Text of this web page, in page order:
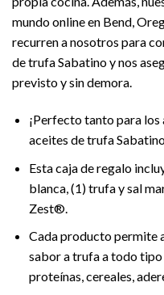
mundo online en Bend,
recurren a nosotros para
de trufa Sabatino y nos
previsto y sin demora.
¡Perfecto tanto para los
aceites de trufa
Esta caja de regalo
blanca, (1) trufa y sal
Zest®.
Cada producto permite
sabor a trufa a todo tipo
proteínas, cereales,